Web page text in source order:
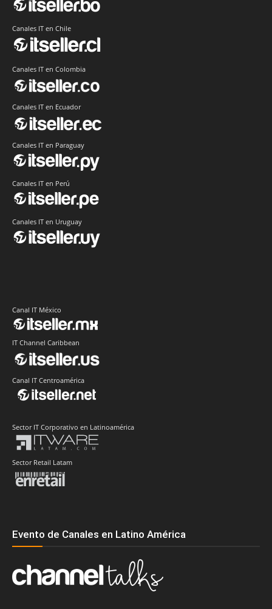
Canales IT en Chile
Canales IT en Colombia
Canales IT en Ecuador
Canales IT en Paraguay
Canales IT en Perú
Canales IT en Uruguay
Canal IT México
IT Channel Caribbean
Canal IT Centroamérica
Sector IT Corporativo en Latinoamérica
Sector Retail Latam
Evento de Canales en Latino América